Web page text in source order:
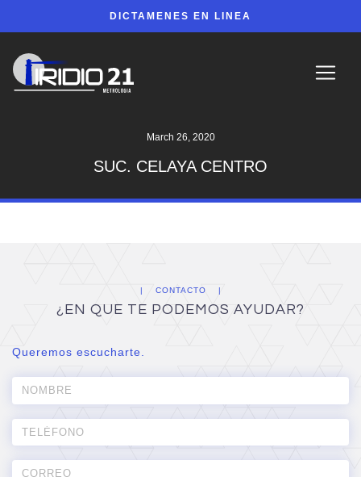
DICTAMENES EN LINEA
March 26, 2020
SUC. CELAYA CENTRO
CONTACTO
¿EN QUE TE PODEMOS AYUDAR?
Queremos escucharte.